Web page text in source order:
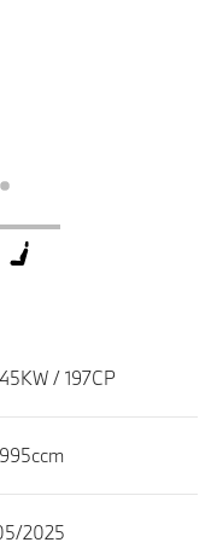
Exterior
/ 197CP
2025